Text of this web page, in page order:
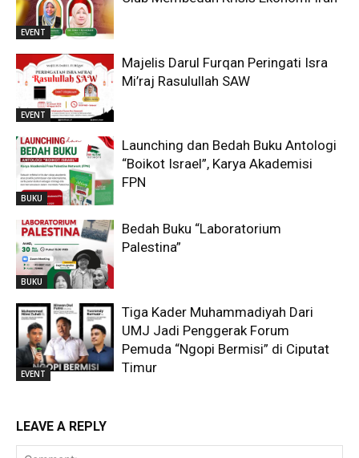
EVENT
EVENT
Majelis Darul Furqan Peringati Isra
Mi’raj Rasulullah SAW
BUKU
Launching dan Bedah Buku Antologi
“Boikot Israel”, Karya Akademisi
FPN
BUKU
Bedah Buku “Laboratorium
Palestina”
EVENT
Tiga Kader Muhammadiyah Dari
UMJ Jadi Penggerak Forum
Pemuda “Ngopi Bermisi” di Ciputat
Timur
LEAVE A REPLY